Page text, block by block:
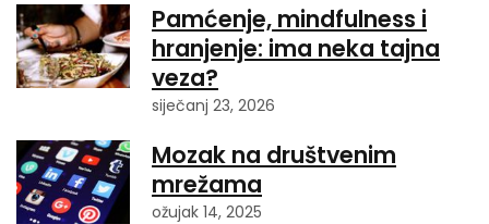
Pamćenje, mindfulness i
hranjenje: ima neka tajna
veza?
siječanj 23, 2026
Mozak na društvenim
mrežama
ožujak 14, 2025